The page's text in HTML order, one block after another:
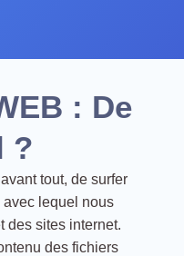
: De
?
tout, de surfer
avec lequel nous
des sites internet.
des fichiers